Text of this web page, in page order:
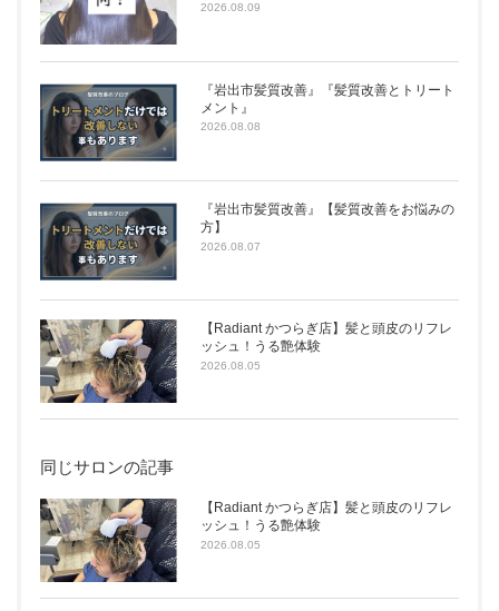
2026.08.09
『岩出市髪質改善』『髪質改善とトリート
メント』
2026.08.08
『岩出市髪質改善』【髪質改善をお悩みの
方】
2026.08.07
【Radiant かつらぎ店】髪と頭皮のリフレ
ッシュ！うる艶体験
2026.08.05
同じサロンの記事
【Radiant かつらぎ店】髪と頭皮のリフレ
ッシュ！うる艶体験
2026.08.05